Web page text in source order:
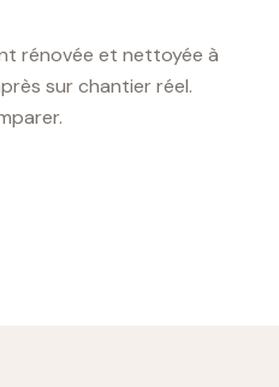
rénovée et nettoyée à
sur chantier réel.